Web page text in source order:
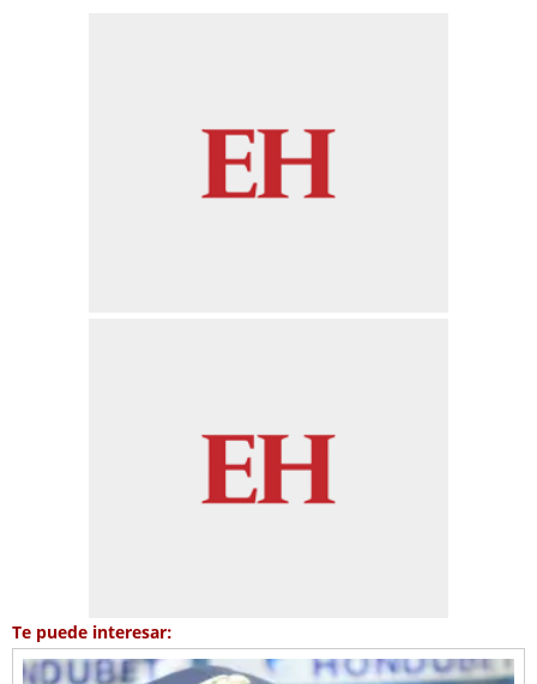
Te puede interesar: